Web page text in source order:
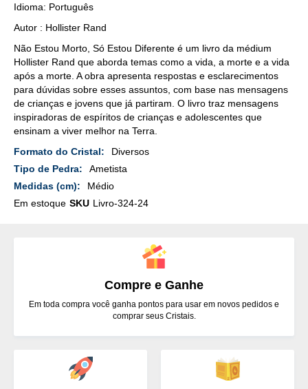
Idioma: Português
Autor : Hollister Rand
Não Estou Morto, Só Estou Diferente é um livro da médium
Hollister Rand que aborda temas como a vida, a morte e a vida
após a morte. A obra apresenta respostas e esclarecimentos
para dúvidas sobre esses assuntos, com base nas mensagens
de crianças e jovens que já partiram. O livro traz mensagens
inspiradoras de espíritos de crianças e adolescentes que
ensinam a viver melhor na Terra.
Mais
Detalhes
Diversos
Ametista
Médio
Em estoque SKU Livro-324-24
Compre e Ganhe
Em toda compra você ganha pontos para usar em novos pedidos e
comprar seus Cristais.